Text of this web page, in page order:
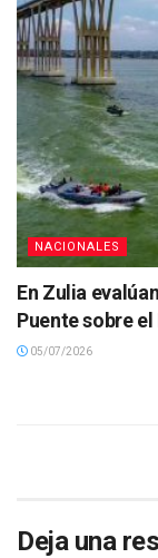
NACIONALES
En Zulia
Puente sobre el
05/07/2026
Deja una